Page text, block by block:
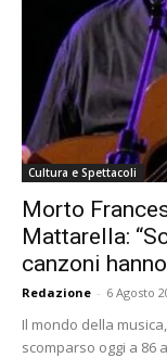
Cultura e Spettacoli
Morto
Mattarella:
canzoni
Redazione - 6 Agosto
Il mondo della
scomparso oggi a 86